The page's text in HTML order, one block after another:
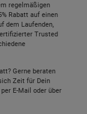
regelmäßigen
Rabatt auf einen
dem Laufenden,
Trusted
Gerne beraten
Zeit für Dein
E-Mail oder über